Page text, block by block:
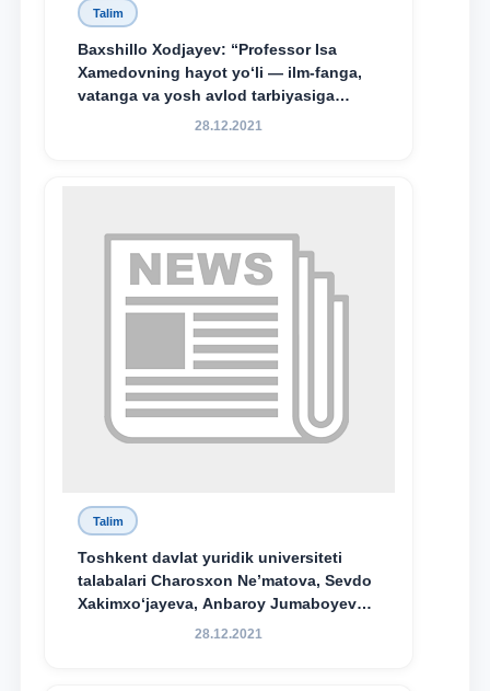
Talim
Baxshillo Xodjayev: “Professor Isa
Xamedovning hayot yo‘li — ilm-fanga,
vatanga va yosh avlod tarbiyasiga
sodiqlikning oliy namunasidir”.
28.12.2021
Talim
Toshkent davlat yuridik universiteti
talabalari Charosxon Ne’matova, Sevdo
Xakimxo‘jayeva, Anbaroy Jumaboyeva
hamda TDYU qoshidagi M.S.Vosiqova
28.12.2021